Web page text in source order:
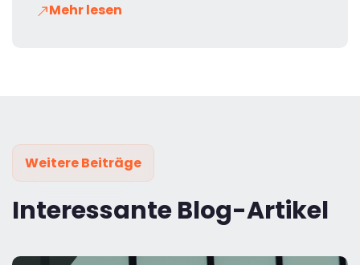
Mehr lesen
Weitere Beiträge
Interessante Blog-Artikel